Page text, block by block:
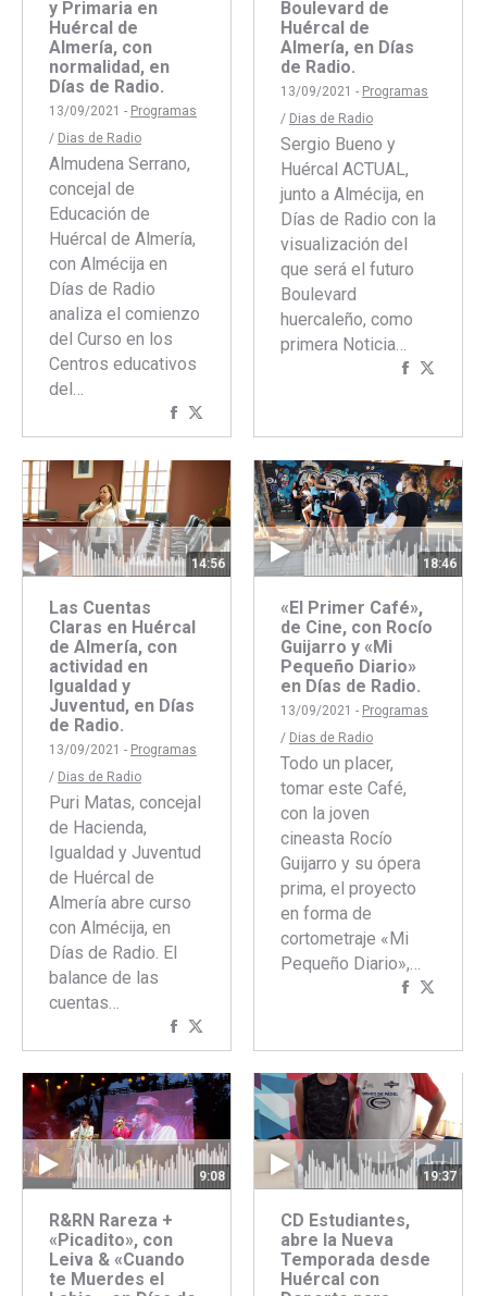
y Primaria en
Huércal de
Almería, con
normalidad, en
Días de Radio.
13/09/2021 - Programas
/ Dias de Radio
Almudena Serrano,
concejal de
Educación de
Huércal de Almería,
con Almécija en
Días de Radio
analiza el comienzo
del Curso en los
Centros educativos
del…
Compartir
con
Facebook
con
Twitter
Boulevard de
Huércal de
Almería, en Días
de Radio.
13/09/2021 - Programas
/ Dias de Radio
Sergio Bueno y
Huércal ACTUAL,
junto a Almécija, en
Días de Radio con la
visualización del
que será el futuro
Boulevard
huercaleño, como
primera Noticia…
Compartir
14:56
Las Cuentas
Claras en Huércal
de Almería, con
actividad en
Igualdad y
Juventud, en Días
de Radio.
13/09/2021 - Programas
/ Dias de Radio
Puri Matas, concejal
de Hacienda,
Igualdad y Juventud
de Huércal de
Almería abre curso
con Almécija, en
Días de Radio. El
balance de las
cuentas…
Compartir
con
Facebook
con
Twitter
18:46
«El Primer Café»,
de Cine, con Rocío
Guijarro y «Mi
Pequeño Diario»
en Días de Radio.
13/09/2021 - Programas
/ Dias de Radio
Todo un placer,
tomar este Café,
con la joven
cineasta Rocío
Guijarro y su ópera
prima, el proyecto
en forma de
cortometraje «Mi
Pequeño Diario»,…
Compartir
9:08
R&RN Rareza +
«Picadito», con
Leiva & «Cuando
te Muerdes el
19:37
CD Estudiantes,
abre la Nueva
Temporada desde
Huércal con